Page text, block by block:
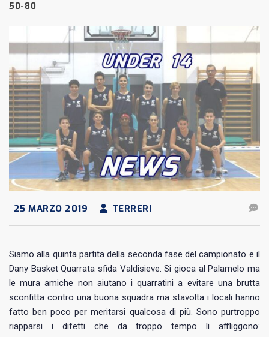
50-80
25 MARZO 2019 TERRERI
Siamo alla quinta partita della seconda fase del campionato e il
Dany Basket Quarrata sfida Valdisieve. Si gioca al Palamelo ma
le mura amiche non aiutano i quarratini a evitare una brutta
sconfitta contro una buona squadra ma stavolta i locali hanno
fatto ben poco per meritarsi qualcosa di più. Sono purtroppo
riapparsi i difetti che da troppo tempo li affliggono: